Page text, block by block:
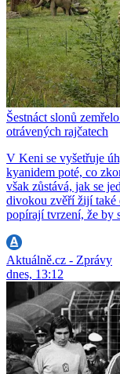
Šestnáct slonů
otrávených rajčatech
V Keni se vyšetřuje
kyanidem poté, co
však zůstává, jak se
divokou zvěří žijí také
popírají tvrzení, že by
Aktuálně.cz - Zprávy
dnes, 13:12